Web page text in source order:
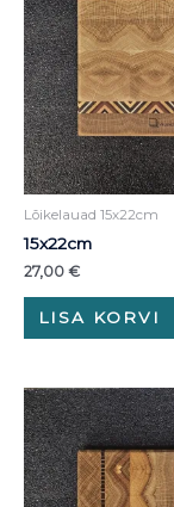
Lõikelauad 15x22cm
15x22cm
27,00 €
LISA KORVI